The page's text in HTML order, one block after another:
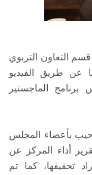
التعاون التربوي
عن طريق الفيديو
الماجستير
بأعضاء المجلس
أداء المركز عن
تحقيقها، كما تم